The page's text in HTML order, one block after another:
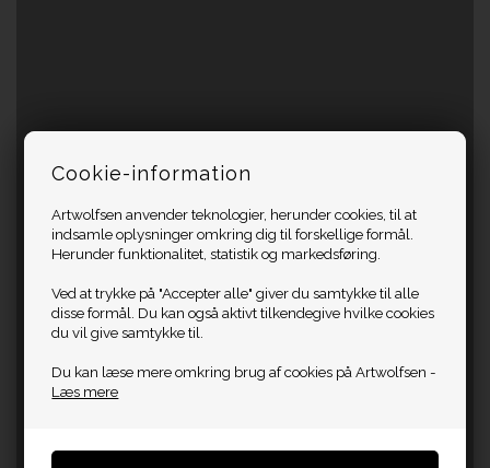
Cookie-information
Artwolfsen anvender teknologier, herunder cookies, til at
indsamle oplysninger omkring dig til forskellige formål.
Herunder funktionalitet, statistik og markedsføring.
Ved at trykke på "Accepter alle" giver du samtykke til alle
disse formål. Du kan også aktivt tilkendegive hvilke cookies
du vil give samtykke til.
Du kan læse mere omkring brug af cookies på Artwolfsen -
Læs mere